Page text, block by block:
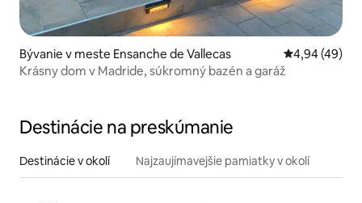
Bývanie v meste Ensanche de Vallecas Priemerné
4,94 (49)
Krásny dom v Madride, súkromný bazén a garáž
Destinácie na preskúmanie
Destinácie v okolí Najzaujímavejšie pamiatky v okolí